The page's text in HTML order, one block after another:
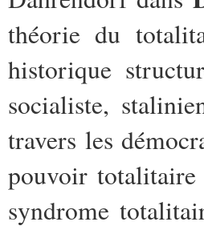
théorie du
historique
socialiste,
travers les
pouvoir totalitaire
syndrome